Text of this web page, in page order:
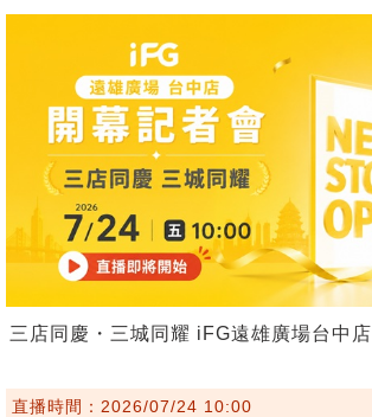
三店同慶・三城同耀 iFG遠雄廣場台中店
直播時間：2026/07/24 10:00